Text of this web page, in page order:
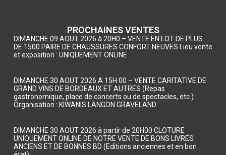
PROCHAINES VENTES
DIMANCHE 09 AOUT 2026 à 20H0 – VENTE EN LOT DE PLUS
DE 1500 PAIRE DE CHAUSSURES CONFORT NEUVES Lieu vente
et exposition : UNIQUEMENT ONLINE
DIMANCHE 30 AOUT 2026 A 15H 00 – VENTE CARITATIVE DE
GRAND VINS DE BORDEAUX ET AUTRES (Repas
gastronomique, place de concerts ou de spectacles, etc.)
Organisation : KIWANIS LANGON GRAVELAND
DIMANCHE 30 AOUT 2026 à partir de 20H00 CLOTURE
UNIQUEMENT ONLINE DE NOTRE VENTE DE BONS LIVRES
ANCIENS ET DE BONNES BD (Editions anciennes et en bon